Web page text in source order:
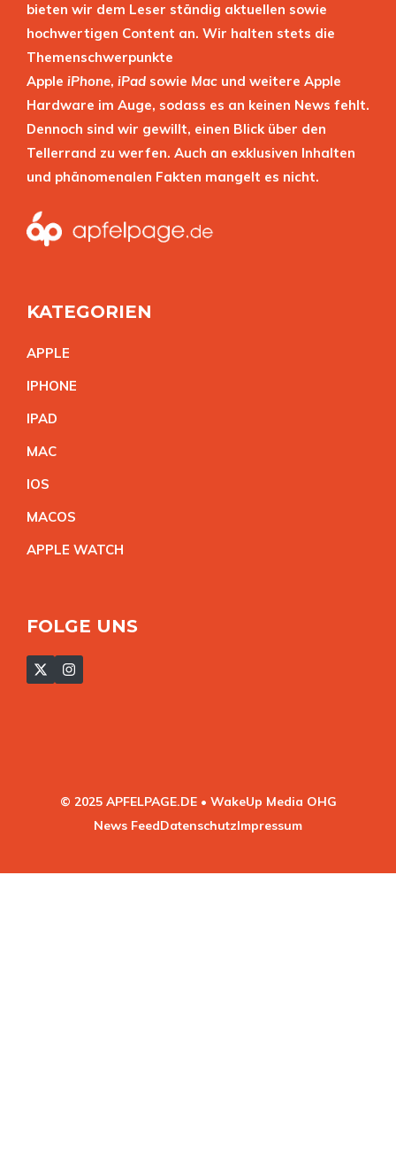
bieten wir dem Leser ständig aktuellen sowie
hochwertigen Content an. Wir halten stets die
Themenschwerpunkte
Apple iPhone, iPad sowie Mac und weitere Apple
Hardware im Auge, sodass es an keinen News fehlt.
Dennoch sind wir gewillt, einen Blick über den
Tellerrand zu werfen. Auch an exklusiven Inhalten
und phänomenalen Fakten mangelt es nicht.
KATEGORIEN
APPLE
IPHONE
IPAD
MAC
IOS
MACOS
APPLE WATCH
FOLGE UNS
© 2025 APFELPAGE.DE • WakeUp Media OHG
News FeedDatenschutzImpressum